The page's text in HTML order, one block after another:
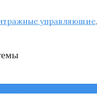
управляющие,